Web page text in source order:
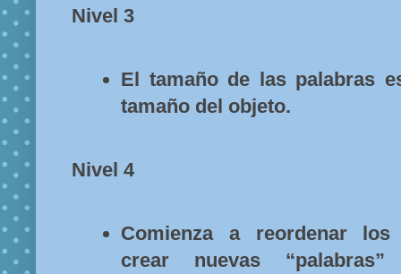
Nivel 3
El tamaño de las palabras
tamaño del objeto.
Nivel 4
Comienza a reordenar los
crear nuevas